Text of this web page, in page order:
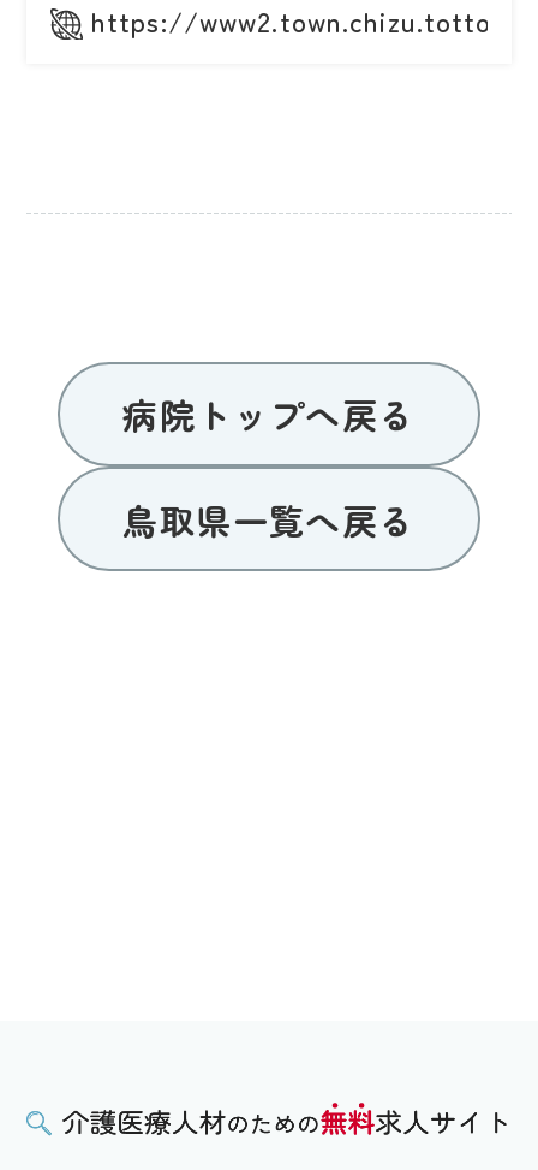
https://
病院トップへ戻る
鳥取県一覧へ戻る